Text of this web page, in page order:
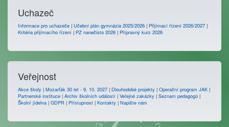
Uchazeč
Informace pro uchazeče | Učební plán gymnázia 2025/2026 | Přijímací řízení 2026/2027 |
Kritéria přijímacího řízení | PZ nanečisto 2026 | Přípravný kurz 2026
Veřejnost
Akce školy | Mozarťák 30 let - 9. 10. 2027 | Dlouhodobé projekty | Operační program JAK |
Partnerské instituce | Archiv školních událostí | Veřejné zakázky | Seznam pedagogů |
Školní jídelna | GDPR | Přístupnost | Kontakty | Napište nám